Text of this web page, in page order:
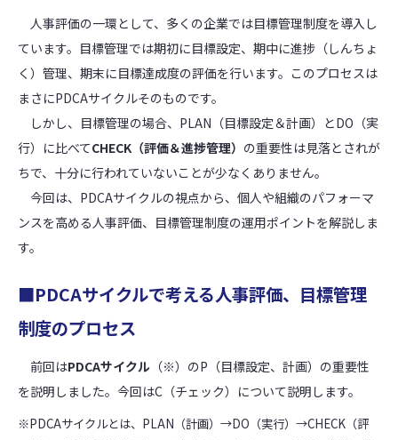
人事評価の一環として、多くの企業では目標管理制度を導入し
ています。目標管理では期初に目標設定、期中に進捗（しんちょ
く）管理、期末に目標達成度の評価を行います。このプロセスは
まさにPDCAサイクルそのものです。
しかし、目標管理の場合、PLAN（目標設定＆計画）とDO（実
行）に比べてCHECK（評価＆進捗管理） の重要性は見落とされが
ちで、十分に行われていないことが少なくありません。
今回は、PDCAサイクルの視点から、個人や組織のパフォーマ
ンスを高める人事評価、目標管理制度の運用ポイントを解説しま
す。
■PDCAサイクルで考える人事評価、目標管理
制度のプロセス
前回はPDCAサイクル （※）のP（目標設定、計画）の重要性
を説明しました。今回はC（チェック）について説明します。
※PDCAサイクルとは、PLAN（計画）→DO（実行）→CHECK（評